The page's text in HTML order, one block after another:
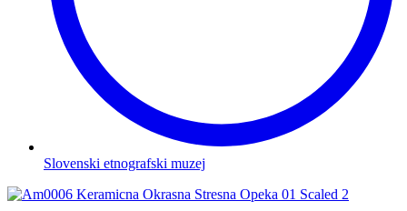
Slovenski etnografski muzej